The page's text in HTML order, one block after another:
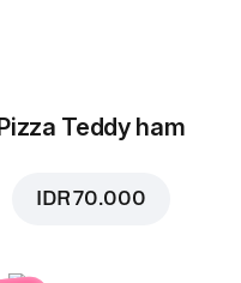
Teddy ham
IDR 70.000